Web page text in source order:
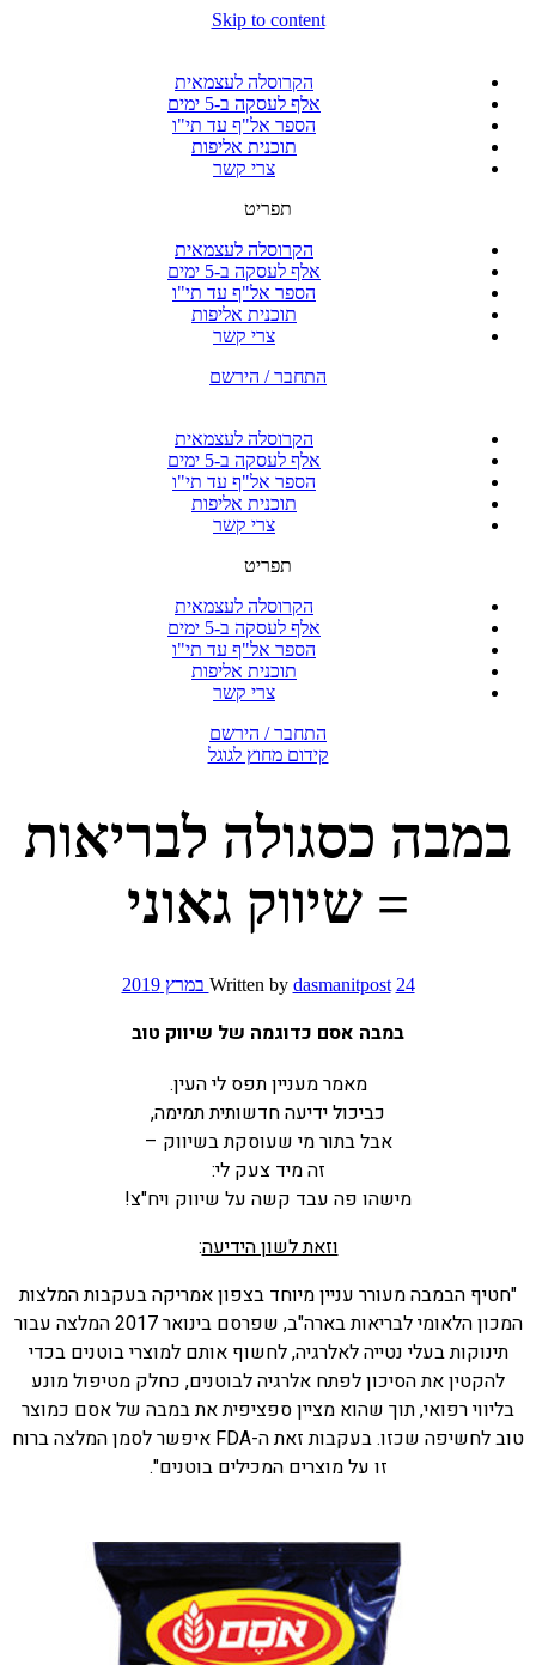
Skip to content
הקרוסלה לעצמאית
אלף לעסקה ב-5 ימים
הספר אל"ף עד תי"ו
תוכנית אליפות
צרי קשר
תפריט
הקרוסלה לעצמאית
אלף לעסקה ב-5 ימים
הספר אל"ף עד תי"ו
תוכנית אליפות
צרי קשר
התחבר / הירשם
הקרוסלה לעצמאית
אלף לעסקה ב-5 ימים
הספר אל"ף עד תי"ו
תוכנית אליפות
צרי קשר
תפריט
הקרוסלה לעצמאית
אלף לעסקה ב-5 ימים
הספר אל"ף עד תי"ו
תוכנית אליפות
צרי קשר
התחבר / הירשם
קידום מחוץ לגוגל
במבה כסגולה לבריאות
= שיווק גאוני
Written by dasmanitpost 24 במרץ 2019
במבה אסם כדוגמה של שיווק טוב
מאמר מעניין תפס לי העין.
כביכול ידיעה חדשותית תמימה,
אבל בתור מי שעוסקת בשיווק –
זה מיד צעק לי:
מישהו פה עבד קשה על שיווק ויח"צ!
וזאת לשון הידיעה:
"חטיף הבמבה מעורר עניין מיוחד בצפון אמריקה בעקבות המלצות
המכון הלאומי לבריאות בארה"ב, שפרסם בינואר 2017 המלצה עבור
תינוקות בעלי נטייה לאלרגיה, לחשוף אותם למוצרי בוטנים בכדי
להקטין את הסיכון לפתח אלרגיה לבוטנים, כחלק מטיפול מונע
בליווי רפואי, תוך שהוא מציין ספציפית את במבה של אסם כמוצר
טוב לחשיפה שכזו. בעקבות זאת ה-FDA איפשר לסמן המלצה ברוח
זו על מוצרים המכילים בוטנים".